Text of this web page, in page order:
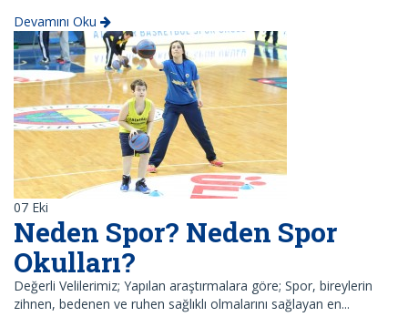
Devamını Oku
07 Eki
Neden Spor? Neden Spor
Okulları?
Değerli Velilerimiz; Yapılan araştırmalara göre; Spor, bireylerin
zihnen, bedenen ve ruhen sağlıklı olmalarını sağlayan en...